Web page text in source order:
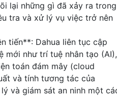
lại những gì đã xảy ra trong
tra và xử lý vụ việc trở nên
tiến**: Dahua liên tục cập
mới như trí tuệ nhân tạo (AI),
toán đám mây (cloud
và tính tương tác của
và giám sát an ninh một